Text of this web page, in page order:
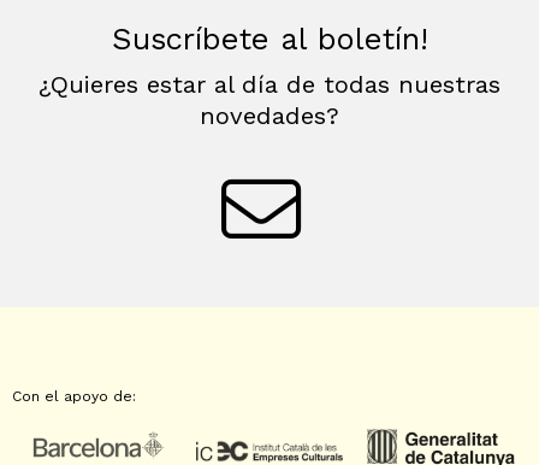
Suscríbete al boletín!
¿Quieres estar al día de todas nuestras
novedades?
Con el apoyo de: